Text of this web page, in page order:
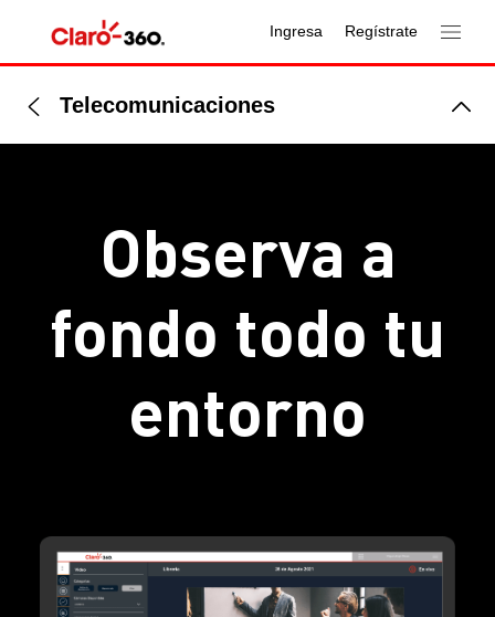
Ingresa Regístrate
Telecomunicaciones
Observa a
fondo todo tu
entorno